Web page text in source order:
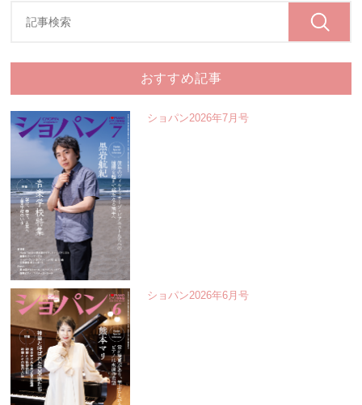
おすすめ記事
ショパン2026年7月号
ショパン2026年6月号